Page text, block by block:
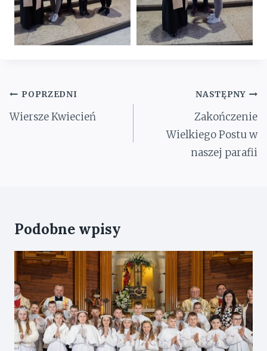
Nawigacja
POPRZEDNI
Wiersze Kwiecień
NASTĘPNY
Zakończenie
Wielkiego Postu w
naszej parafii
Podobne wpisy